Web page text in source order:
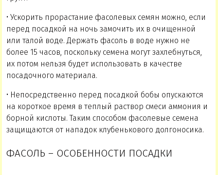
• Ускорить прорастание фасолевых семян можно, если
перед посадкой на ночь замочить их в очищенной
или талой воде. Держать фасоль в воде нужно не
более 15 часов, поскольку семена могут захлебнуться,
их потом нельзя будет использовать в качестве
посадочного материала.
• Непосредственно перед посадкой бобы опускаются
на короткое время в теплый раствор смеси аммония и
борной кислоты. Таким способом фасолевые семена
защищаются от нападок клубенькового долгоносика.
ФАСОЛЬ – ОСОБЕННОСТИ ПОСАДКИ